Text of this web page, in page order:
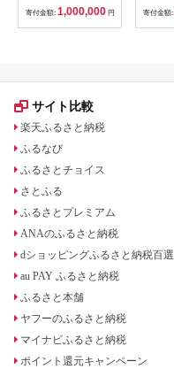
寄付金額: 1,000,000 円 寄付金額:
サイト比較
楽天ふるさと納税
ふるなび
ふるさとチョイス
さとふる
ふるさとプレミアム
ANAのふるさと納税
dショッピングふるさと納税百選
au PAY ふるさと納税
ふるさと本舗
ヤフーのふるさと納税
マイナビふるさと納税
ポイント還元キャンペーン